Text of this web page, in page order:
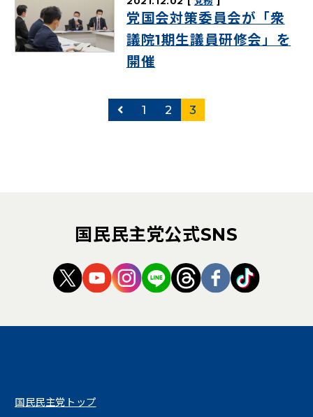
党国会対策委員会が「衆
議院1期生議員研修会」を
開催
前のページ
1 2 3
国民民主党公式SNS
（新しいタブで開く）
（新しいタブで開く）
（新しいタブで開く）
（新しいタブで開く）
（新しいタブで開
（新しいタブ
（新しい
国民民主党トップ